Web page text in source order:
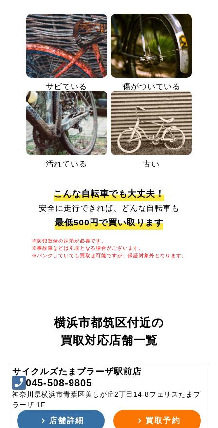
サビている 傷がついている
汚れている 古い
こんな自転車でも大丈夫！
安全に走行できれば、どんな自転車も
最低500円で買い取ります
※防犯登録の抹消が必要です。
※事故車などは引取となる場合がございます。
※パンクしていても買取は可能ですが、保証対象外となります。
横浜市都筑区付近の
買取対応店舗一覧
サイクルズたまプラーザ駅前店
045-508-9805
神奈川県横浜市青葉区美しが丘2丁目14-8フェリスたまプ
ラーザ 1F
店舗詳細 買取予約